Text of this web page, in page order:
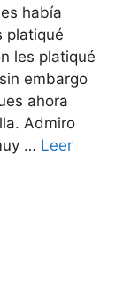
había
platiqué
les platiqué
embargo
ahora
Admiro
… Leer